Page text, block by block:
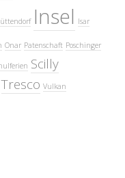
Insel Isar
Onar Patenschaft Poschinger
Scilly
Tresco Vulkan